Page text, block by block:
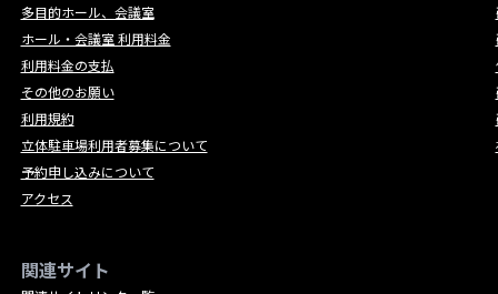
多目的ホール、会議室
ホール・会議室 利用料金
利用料金の支払
その他のお願い
利用規約
立体駐車場利用者募集について
予約申し込みについて
アクセス
関連サイト